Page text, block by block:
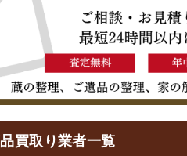
買取り業者一覧